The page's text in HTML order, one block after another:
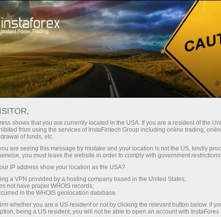
Contests
Great Race
Great Race
InstaForex Great Race is one of the most
popular contests among demo-accounts! It
includes four stages and the final with the prize
pool $55,000.
Register
shows that you are currently located in the USA. If you are a resident of the
from using the services of InstaFintech Group including online trading,
of funds, etc.
are seeing this message by mistake and your location is not the US, kindly
you must leave the website in order to comply with government
IP address show your location as the USA?
a VPN provided by a hosting company based in the United States;
not have proper WHOIS records;
in the WHOIS geolocation database.
whether you are a US resident or not by clicking the relevant button below. If
being a US resident, you will not be able to open an account with InstaForex